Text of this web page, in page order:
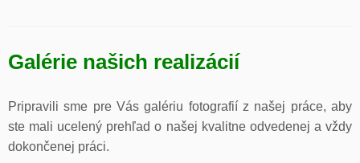
Galérie našich realizácií
Pripravili sme pre Vás galériu fotografií z našej práce, aby
ste mali ucelený prehľad o našej kvalitne odvedenej a vždy
dokončenej práci.